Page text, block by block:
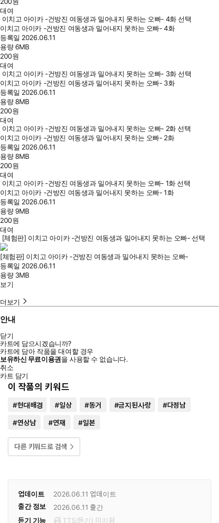
대여
이치고 아이카 -건방진 여동생과 밀어내지 못하는 오빠- 4화 선택
이치고 아이카 -건방진 여동생과 밀어내지 못하는 오빠- 4화
등록일 2026.06.11
용량 6MB
200원
대여
이치고 아이카 -건방진 여동생과 밀어내지 못하는 오빠- 3화 선택
이치고 아이카 -건방진 여동생과 밀어내지 못하는 오빠- 3화
등록일 2026.06.11
용량 8MB
200원
대여
이치고 아이카 -건방진 여동생과 밀어내지 못하는 오빠- 2화 선택
이치고 아이카 -건방진 여동생과 밀어내지 못하는 오빠- 2화
등록일 2026.06.11
용량 8MB
200원
대여
이치고 아이카 -건방진 여동생과 밀어내지 못하는 오빠- 1화 선택
이치고 아이카 -건방진 여동생과 밀어내지 못하는 오빠- 1화
등록일 2026.06.11
용량 9MB
200원
대여
[체험판] 이치고 아이카 -건방진 여동생과 밀어내지 못하는 오빠- 선택
[체험판] 이치고 아이카 -건방진 여동생과 밀어내지 못하는 오빠-
등록일 2026.06.11
용량 3MB
보기
더보기
안내
닫기
카트에 담으시겠습니까?
카트에 담아 작품을 대여할 경우
보유하신 무료이용권을 사용할 수 없습니다.
취소
카트 담기
이 작품의 키워드
#현대배경 #일상 #동거 #금지된사랑 #다정남
#연상남 #연재 #일본
다른 키워드로 검색
업데이트 2026.06.11 업데이트
출간 정보
2026.06.11 출간
듣기 기능
TTS(듣기) 미 지원